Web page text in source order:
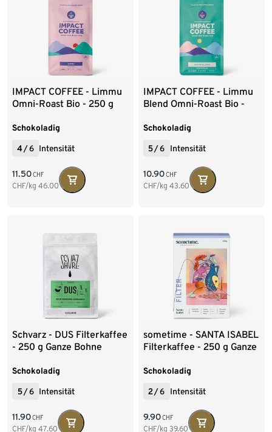
IMPACT COFFEE - Limmu
Omni-Roast Bio - 250 g
Schokoladig
4/6 Intensität
11.50CHF
CHF/kg 46.00
IMPACT COFFEE - Limmu
Blend Omni-Roast Bio -
Schokoladig
5/6 Intensität
10.90CHF
CHF/kg 43.60
Schvarz - DUS Filterkaffee
- 250 g Ganze Bohne
Schokoladig
5 /6 Intensität
11.90CHF
CHF/kg 47.60
sometime - SANTA ISABEL
Filterkaffee - 250 g Ganze
Schokoladig
2/6 Intensität
9.90CHF
CHF/kg 39.60